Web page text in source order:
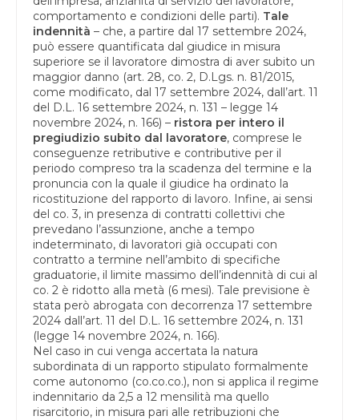
comportamento e condizioni delle parti). Tale
indennità – che, a partire dal 17 settembre 2024,
può essere quantificata dal giudice in misura
superiore se il lavoratore dimostra di aver subito un
maggior danno (art. 28, co. 2, D.Lgs. n. 81/2015,
come modificato, dal 17 settembre 2024, dall’art. 11
del D.L. 16 settembre 2024, n. 131 – legge 14
novembre 2024, n. 166) – ristora per intero il
pregiudizio subito dal lavoratore, comprese le
conseguenze retributive e contributive per il
periodo compreso tra la scadenza del termine e la
pronuncia con la quale il giudice ha ordinato la
ricostituzione del rapporto di lavoro. Infine, ai sensi
del co. 3, in presenza di contratti collettivi che
prevedano l’assunzione, anche a tempo
indeterminato, di lavoratori già occupati con
contratto a termine nell’ambito di specifiche
graduatorie, il limite massimo dell’indennità di cui al
co. 2 è ridotto alla metà (6 mesi). Tale previsione è
stata però abrogata con decorrenza 17 settembre
2024 dall’art. 11 del D.L. 16 settembre 2024, n. 131
(legge 14 novembre 2024, n. 166).
Nel caso in cui venga accertata la natura
subordinata di un rapporto stipulato formalmente
come autonomo (co.co.co.), non si applica il regime
indennitario da 2,5 a 12 mensilità ma quello
risarcitorio, in misura pari alle retribuzioni che